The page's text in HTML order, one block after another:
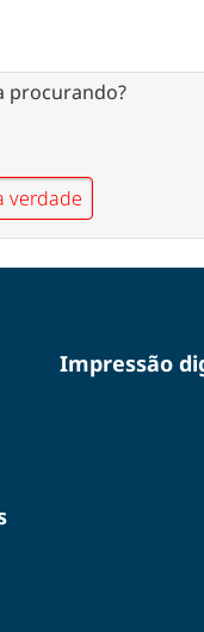
procurando?
verdade
Impressão